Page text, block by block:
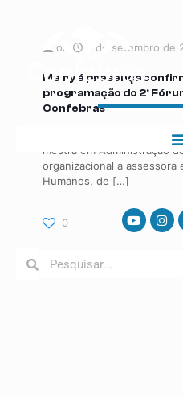
on 2 de setembro de
Meiry é presença
programação do 2º
Confebras
O currículo de Meiry Kamia
mestra em Administração
organizacional a assessora
Humanos, de […]
0